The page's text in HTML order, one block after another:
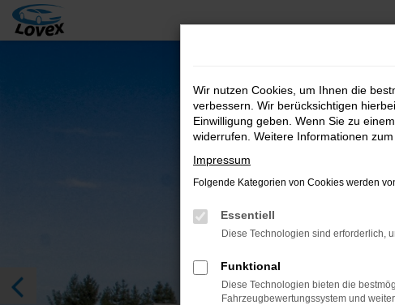
Zum
Hauptinhalt
Wir nutzen Cookies, um Ihnen die
verbessern. Wir berücksichtigen
Einwilligung geben. Wenn Sie zu
widerrufen. Weitere Informationen
Impressum
Folgende Kategorien von Cookies werden
Essentiell
Diese Technologien sind erforderlich,
Funktional
Diese Technologien bieten die
Fahrzeugbewertungssystem und